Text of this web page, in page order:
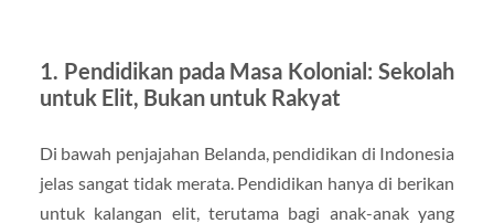
1. Pendidikan pada Masa Kolonial: Sekolah
untuk Elit, Bukan untuk Rakyat
Di bawah penjajahan Belanda, pendidikan di Indonesia
jelas sangat tidak merata. Pendidikan hanya di berikan
untuk kalangan elit, terutama bagi anak-anak yang